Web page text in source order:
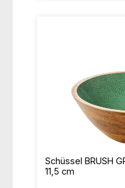
Schüssel BRUSH
11,5 cm